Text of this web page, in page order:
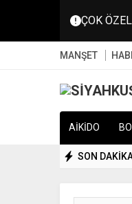
ÇOK ÖZEL
MANŞET
AİKİDO
SON